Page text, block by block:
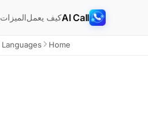
AI Callكيف يعملالميزات
Home
Languages